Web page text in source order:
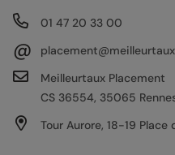
01 47 20 33 00
@
Meilleurtaux Placement
CS 36554, 35065
Tour Aurore, 18-19